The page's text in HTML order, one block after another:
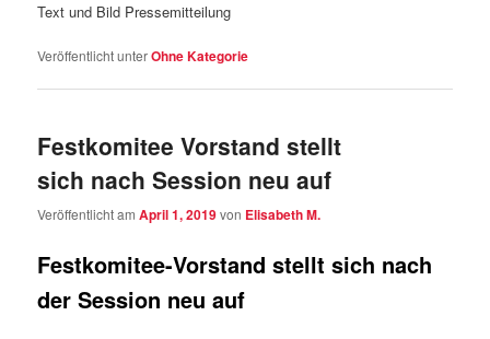
Text und Bild Pressemitteilung
Veröffentlicht unterOhne Kategorie
Festkomitee Vorstand stellt
sich nach Session neu auf
Veröffentlicht amApril 1, 2019von Elisabeth M.
Festkomitee-Vorstand stellt sich nach
der Session neu auf